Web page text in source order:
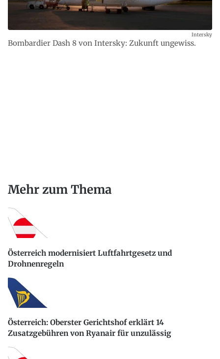
Bombardier Dash 8 von Intersky: Zukunft ungewiss.
Intersky
Mehr zum Thema
Österreich modernisiert Luftfahrtgesetz und
Drohnenregeln
Österreich: Oberster Gerichtshof erklärt 14
Zusatzgebühren von Ryanair für unzulässig